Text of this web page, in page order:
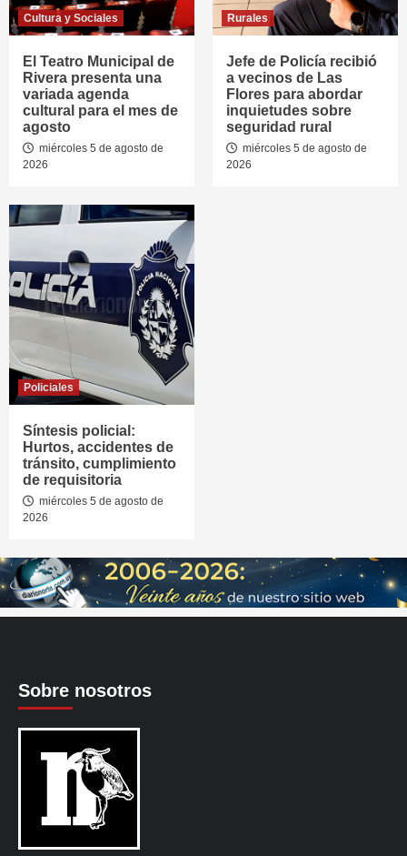
Cultura y Sociales
El Teatro Municipal de
Rivera presenta una
variada agenda
cultural para el mes de
agosto
miércoles 5 de agosto de
2026
Rurales
Jefe de Policía recibió
a vecinos de Las
Flores para abordar
inquietudes sobre
seguridad rural
miércoles 5 de agosto de
2026
Policiales
Síntesis policial:
Hurtos, accidentes de
tránsito, cumplimiento
de requisitoria
miércoles 5 de agosto de
2026
Sobre nosotros